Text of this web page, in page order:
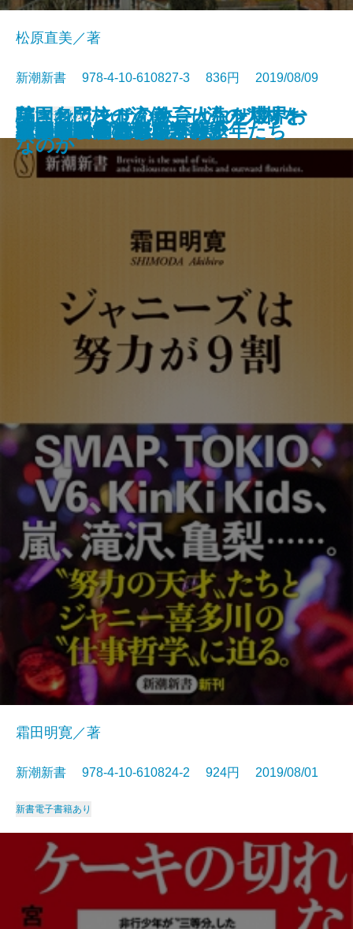
近代建築そもそも講義
騙されてませんか―人生を壊すお
金の「落とし穴」42―
老人の美学
AI救国論
この国のたたみ方
「面白い」のつくりかた
女系図でみる日本争乱史
野球消滅
秋吉敏子と渡辺貞夫
英国名門校の流儀―一流の人材を
どう育てるか―
松原直美／著
新潮新書 978-4-10-610827-3 836円 2019/08/09
新書電子書籍あり
ジャニーズは努力が9割
霜田明寛／著
新潮新書 978-4-10-610824-2 924円 2019/08/01
新書電子書籍あり
ケーキの切れない非行少年たち
世界の中心でAIをさけぶ
憲法学の病
国家を食べる
バッシング論
フィンランドの教育はなぜ世界一
なのか
新宿二丁目
ベストセラー伝説
ネトウヨとパヨク